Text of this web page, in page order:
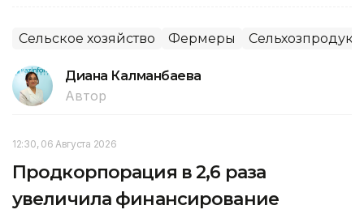
Сельское хозяйство Фермеры
Диана Калманбаева
Автор
12:30, 06 Августа 2026
Продкорпорация в 2,6 раза
увеличила финансирование